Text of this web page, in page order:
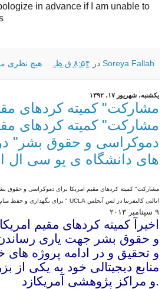
in advance if I am unable to
Soreya Fallah در ۸:۵۴ ق.ظ. هیچ نظری
یکشنبه، شهریور ۱۷، ۱۳۹۲
مشارکت" کمیته کردهای
مشارکت" کمیته کردهای
دموكراسى و حقوق بشر"
های دانشگاه ی یو سی ال
مشارکت" کمیته کردهای مقیم امریکا برای دموكراسى و حقوق
ایالتی کالیفرنیا در لس آنجلس UCLA " برای نگهداری و حفظ منابع دیجیتال
٩ سپتامبر ٢٠١٣
اخیرآ کمیته کردهای مقیم
و حقوق بشر جهت یاری
و تحقیق و در ادامه پروژه
منابع دیجیتالی خود به یکی از
و مراکز پژوهشی آمریکازد.